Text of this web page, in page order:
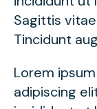
Sagittis
Tincidunt
Lorem
adipiscing